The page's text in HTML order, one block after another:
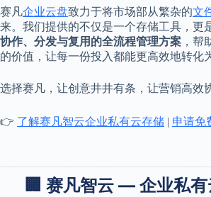
赛凡企业云盘致力于将市场部从繁杂的文
来。我们提供的不仅是一个存储工具，更
协作、分发与复用的全流程管理方案 ，帮
的价值，让每一份投入都能更高效地转化
选择赛凡，让创意井井有条，让营销高效
👉 了解赛凡智云企业私有云存储 | 申请免
🏢 赛凡智云 — 企业私